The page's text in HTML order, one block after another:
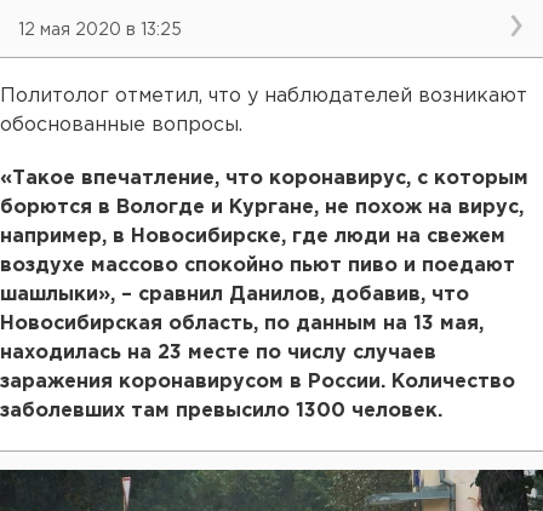
12 мая 2020 в 13:25
Политолог отметил, что у наблюдателей возникают
обоснованные вопросы.
«Такое впечатление, что коронавирус, с которым
борются в Вологде и Кургане, не похож на вирус,
например, в Новосибирске, где люди на свежем
воздухе массово спокойно пьют пиво и поедают
шашлыки», – сравнил Данилов, добавив, что
Новосибирская область, по данным на 13 мая,
находилась на 23 месте по числу случаев
заражения коронавирусом в России. Количество
заболевших там превысило 1300 человек.